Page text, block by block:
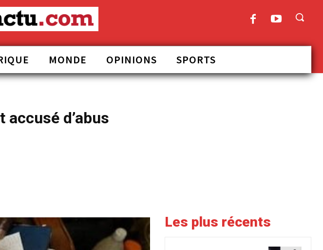
MONDE OPINIONS SPORTS
d’abus
Les plus récents